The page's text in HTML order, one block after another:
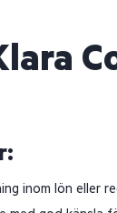
inom lön eller